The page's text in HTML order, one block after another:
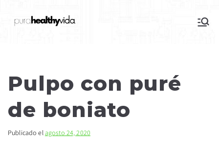
Pulpo con puré
de boniato
Publicado el agosto 24, 2020